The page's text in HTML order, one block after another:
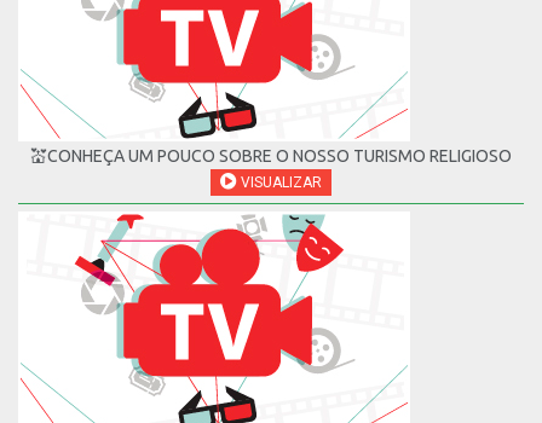
💒CONHEÇA UM POUCO SOBRE O NOSSO TURISMO RELIGIOSO
VISUALIZAR